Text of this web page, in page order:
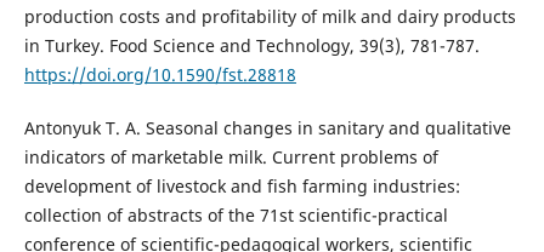
production costs and profitability of milk and dairy products
in Turkey. Food Science and Technology, 39(3), 781-787.
https://doi.org/10.1590/fst.28818
Antonyuk T. A. Seasonal changes in sanitary and qualitative
indicators of marketable milk. Current problems of
development of livestock and fish farming industries:
collection of abstracts of the 71st scientific-practical
conference of scientific-pedagogical workers, scientific